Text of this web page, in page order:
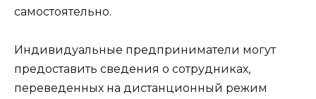
самостоятельно.
Индивидуальные предприниматели могут
предоставить сведения о сотрудниках,
переведенных на дистанционный режим